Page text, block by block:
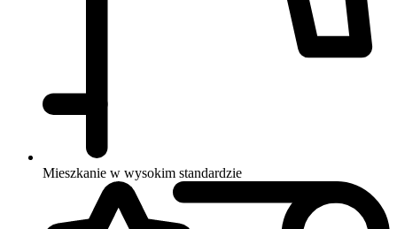
Mieszkanie w wysokim standardzie